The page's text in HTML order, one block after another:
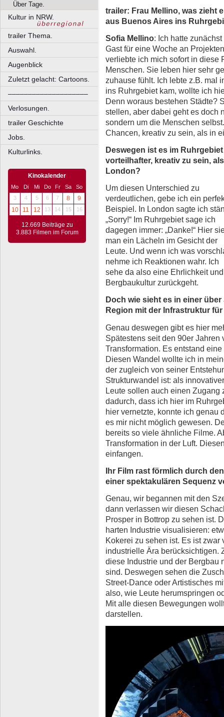
Über Tage.
Kultur in NRW.
trailer Thema.
Auswahl.
Augenblick
Zuletzt gelacht: Cartoons.
––––––––––––––––––––
Verlosungen.
trailer Geschichte
Jobs.
Kulturlinks.
Kinokalender
Mo Di Mi Do Fr Sa
So
3
4 5 6 7 8
9
10
11 12 13 14 15 16
12.669 Beiträge zu
3.883 Filmen im Forum
trailer: Frau Mellino, was zieht
aus Buenos Aires ins
Sofia Mellino: Ich hatte
Gast für eine Woche an
verliebte ich mich sofort in diese
Menschen. Sie leben hier sehr
zuhause fühlt. Ich lebte z.B. mal
ins Ruhrgebiet kam, wollte ich
Denn woraus bestehen Städte?
stellen, aber dabei geht es doch
sondern um die Menschen
Chancen, kreativ zu sein, als in
Deswegen ist es im Ruhrgebiet
vorteilhafter, kreativ zu sein,
London?
Um diesen Unterschied zu
verdeutlichen, gebe ich ein
Beispiel. In London sagte ich
„Sorry!“ Im Ruhrgebiet sage ich
dagegen immer: „Danke!“ Hier
man ein Lächeln im Gesicht der
Leute. Und wenn ich was
nehme ich Reaktionen wahr. Ich
sehe da also eine Ehrlichkeit
Bergbaukultur zurückgeht.
Doch wie sieht es in einer
Region mit der Infrastruktur
Genau deswegen gibt es hier
Spätestens seit den 90er
Transformation. Es entstand
Diesen Wandel wollte ich in
der zugleich von seiner
Strukturwandel ist: als
Leute sollen auch einen Zugang
dadurch, dass ich hier im
hier vernetzte, konnte ich genau
es mir nicht möglich gewesen.
bereits so viele ähnliche Filme.
Transformation in der Luft.
einfangen.
Ihr Film rast förmlich durch
einer spektakulären Sequenz
Genau, wir begannen mit den
dann verlassen wir diesen
Prosper in Bottrop zu sehen ist.
harten Industrie visualisieren:
Kokerei zu sehen ist. Es ist
industrielle Ära berücksichtigen.
diese Industrie und der Bergbau
sind. Deswegen sehen die
Street-Dance oder Artistisches
also, wie Leute herumspringen
Mit alle diesen Bewegungen
darstellen.